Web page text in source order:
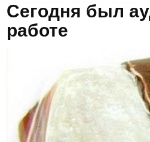
Сегодня был
работе